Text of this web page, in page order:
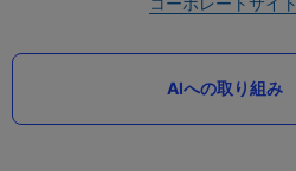
AIへの取り組み